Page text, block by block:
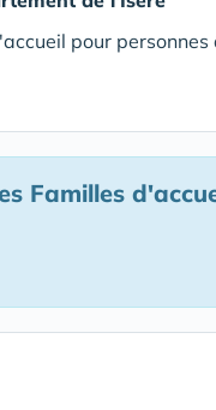
pour
Familles